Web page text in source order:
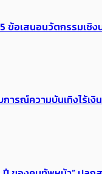
ข้อเสนอนวัตกรรมเ
ารณ์ความบันเทิงไร้